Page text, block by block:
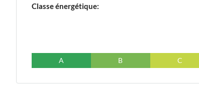
Classe énergétique:
A B C